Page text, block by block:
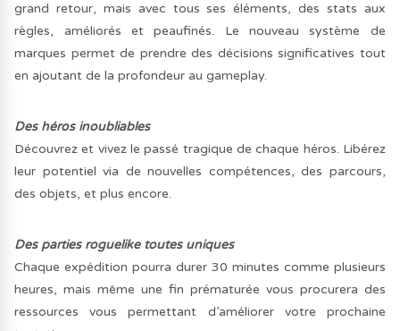
grand retour, mais avec tous ses éléments, des stats aux
règles, améliorés et peaufinés. Le nouveau système de
marques permet de prendre des décisions significatives tout
en ajoutant de la profondeur au gameplay.
Des héros inoubliables
Découvrez et vivez le passé tragique de chaque héros. Libérez
leur potentiel via de nouvelles compétences, des parcours,
des objets, et plus encore.
Des parties roguelike toutes uniques
Chaque expédition pourra durer 30 minutes comme plusieurs
heures, mais même une fin prématurée vous procurera des
ressources vous permettant d’améliorer votre prochaine